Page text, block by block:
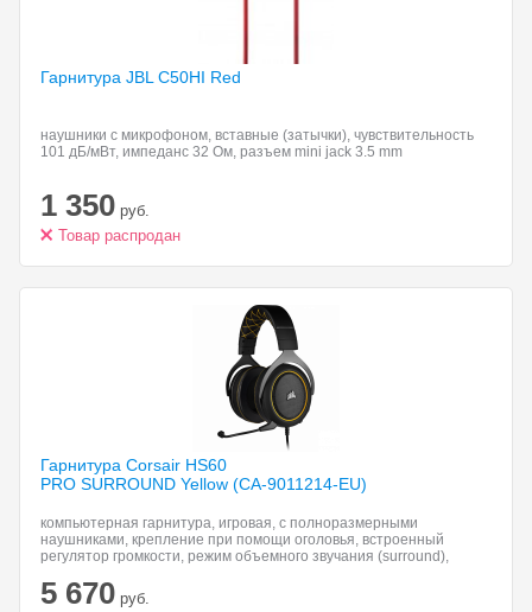
Гарнитура JBL C50HI Red
наушники с микрофоном, вставные (затычки), чувствительность
101 дБ/мВт, импеданс 32 Ом, разъем mini jack 3.5 mm
1 350 руб.
Товар распродан
Гарнитура Corsair HS60
PRO SURROUND Yellow (CA-9011214-EU)
компьютерная гарнитура, игровая, с полноразмерными
наушниками, крепление при помощи оголовья, встроенный
регулятор громкости, режим объемного звучания (surround),
5 670 руб.